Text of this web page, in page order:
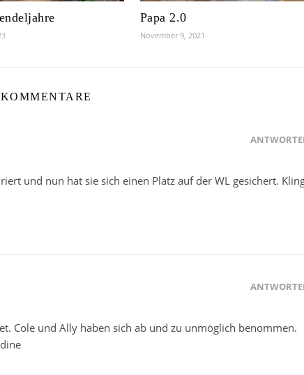
Papa 2.0
November 9, 2021
und nun hat sie sich einen Platz auf der WL gesichert.
Cole und Ally haben sich ab und zu unmöglich benommen.